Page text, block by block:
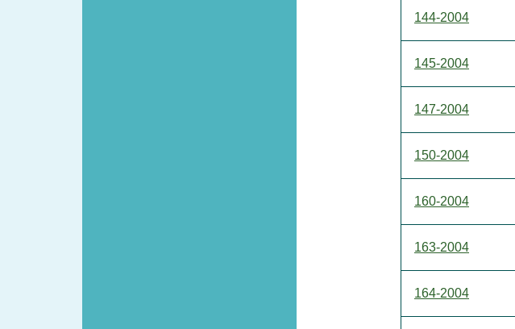
144-2004
145-2004
147-2004
150-2004
160-2004
163-2004
164-2004